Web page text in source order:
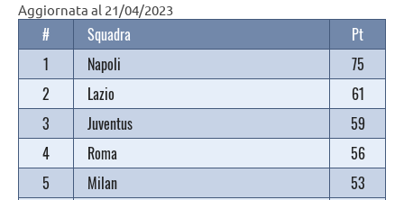
Aggiornata al 21/04/2023
# Squadra
Pt
1
Napoli
75
2
Lazio
61
3
Juventus
59
4
Roma
56
5
Milan
53